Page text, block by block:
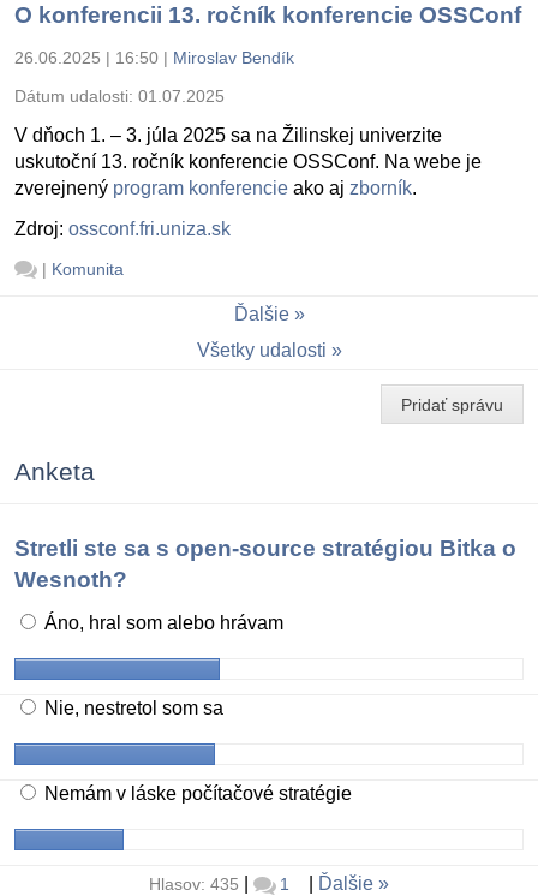
O konferencii 13. ročník konferencie OSSConf
26.06.2025 | 16:50 | Miroslav Bendík
Dátum udalosti: 01.07.2025
V dňoch 1. – 3. júla 2025 sa na Žilinskej univerzite
uskutoční 13. ročník konferencie OSSConf. Na webe je
zverejnený program konferencie ako aj zborník.
Zdroj: ossconf.fri.uniza.sk
| Komunita
Ďalšie
Všetky udalosti
Pridať správu
Anketa
Stretli ste sa s open-source stratégiou Bitka o
Wesnoth?
Áno, hral som alebo hrávam
Nie, nestretol som sa
Nemám v láske počítačové stratégie
Hlasov: 435 1 Ďalšie